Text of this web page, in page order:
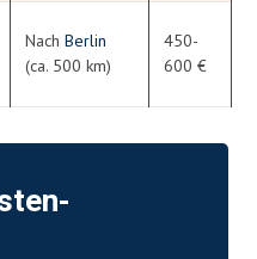
Nach Berlin
(ca. 500 km)
450-
600 €